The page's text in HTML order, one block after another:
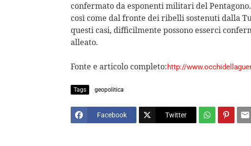
confermato da esponenti militari del
così come dal fronte dei ribelli sostenuti dalla
questi casi, difficilmente possono esserci
alleato.
Fonte e articolo completo:http://
Tags geopolitica
Facebook Twitter